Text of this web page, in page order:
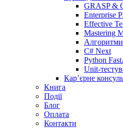
GRASP &
Enterprise
Effective
Mastering
Алгоритми
C# Next
Python
Unit-
Кар’єрне
Книга
Події
Блог
Оплата
Контакти